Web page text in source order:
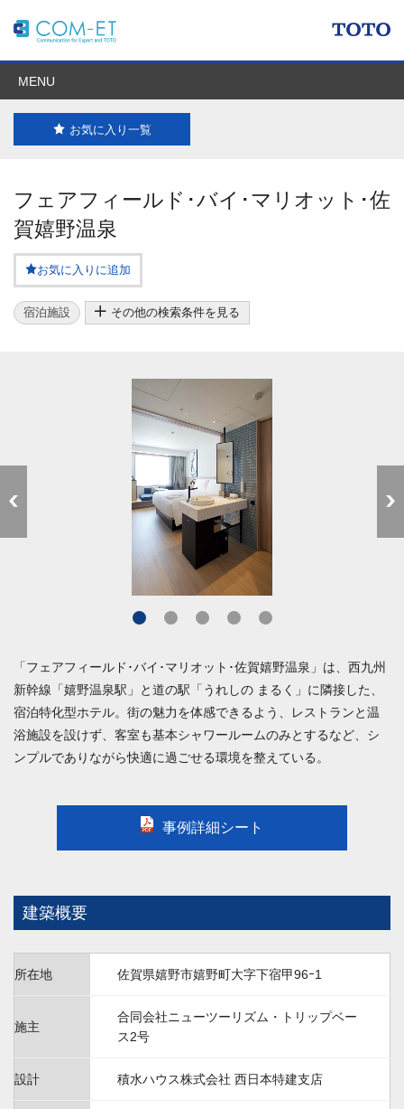
MENU
お気に入り一覧
フェアフィールド･バイ･マリオット･佐
賀嬉野温泉
お気に入りに追加
宿泊施設 その他の検索条件を見る
「フェアフィールド･バイ･マリオット･佐賀嬉野温泉」は、西九州
新幹線「嬉野温泉駅」と道の駅「うれしの まるく」に隣接した、
宿泊特化型ホテル。街の魅力を体感できるよう、レストランと温
浴施設を設けず、客室も基本シャワールームのみとするなど、シ
ンプルでありながら快適に過ごせる環境を整えている。
事例詳細シート
建築概要
所在地 佐賀県嬉野市嬉野町大字下宿甲96ｰ1
施主
合同会社ニューツーリズム・トリップベー
ス2号
設計 積水ハウス株式会社 西日本特建支店